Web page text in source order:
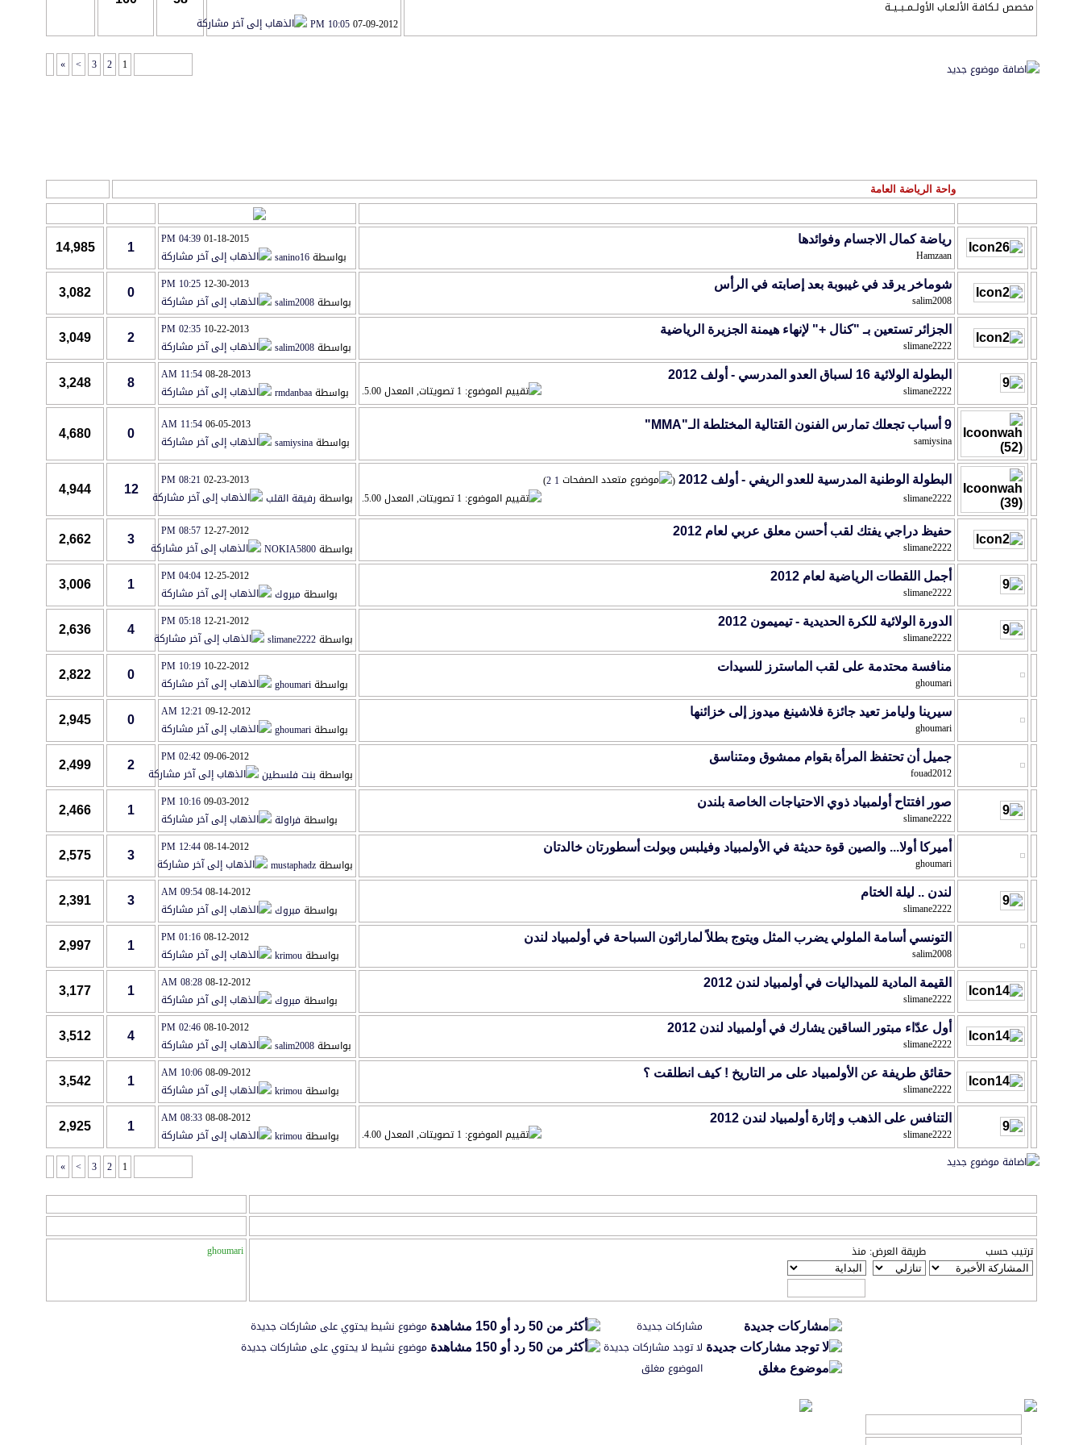
مخصص لـكافـة الألـعـاب الأولــمــبــيــة
07-09-2012
10:05 PM
1
2
3
>
»
واحة الرياضة العامة
رياضة كمال الاجسام وفوائدها
Hamzaan
01-18-2015
04:39 PM
بواسطةsanino16
1
14,985
شوماخر يرقد في غيبوبة بعد إصابته في الرأس
salim2008
12-30-2013
10:25 PM
بواسطةsalim2008
0
3,082
الجزائر تستعين بـ "كنال +" لإنهاء هيمنة الجزيرة الرياضية
slimane2222
10-22-2013
02:35 PM
بواسطةsalim2008
2
3,049
البطولة الولائية 16 لسباق العدو المدرسي - أولف 2012
slimane2222
08-28-2013
11:54 AM
بواسطةrmdanbaa
8
3,248
9 أسباب تجعلك تمارس الفنون القتالية المختلطة الـ"MMA"
samiysina
06-05-2013
11:54 AM
بواسطةsamiysina
0
4,680
البطولة الوطنية المدرسية للعدو الريفي - أولف 2012 ‏
(
1
2
)
slimane2222
02-23-2013
08:21 PM
بواسطة رفيقة القلب
12
4,944
حفيظ دراجي يفتك لقب أحسن معلق عربي لعام 2012
slimane2222
12-27-2012
08:57 PM
بواسطةNOKIA5800
3
2,662
أجمل اللقطات الرياضية لعام 2012
slimane2222
12-25-2012
04:04 PM
بواسطة مبروك
1
3,006
الدورة الولائية للكرة الحديدية - تيميمون 2012
slimane2222
12-21-2012
05:18 PM
بواسطةslimane2222
4
2,636
منافسة محتدمة على لقب الماسترز للسيدات
ghoumari
10-22-2012
10:19 PM
بواسطةghoumari
0
2,822
سيرينا وليامز تعيد جائزة فلاشينغ ميدوز إلى خزائنها
ghoumari
09-12-2012
12:21 AM
بواسطةghoumari
0
2,945
جميل أن تحتفظ المرأة بقوام ممشوق ومتناسق
fouad2012
09-06-2012
02:42 PM
بواسطة بنت فلسطين
2
2,499
صور افتتاح أولمبياد ذوي الاحتياجات الخاصة بلندن
slimane2222
09-03-2012
10:16 PM
بواسطة فراولة
1
2,466
أميركا أولا... والصين قوة حديثة في الأولمبياد وفيلبس وبولت أسطورتان خالدتان
ghoumari
08-14-2012
12:44 PM
بواسطةmustaphadz
3
2,575
لندن .. ليلة الختام
slimane2222
08-14-2012
09:54 AM
بواسطة مبروك
3
2,391
التونسي أسامة الملولي يضرب المثل ويتوج بطلاً لماراثون السباحة في أولمبياد لندن
salim2008
08-12-2012
01:16 PM
بواسطةkrimou
1
2,997
القيمة المادية للميداليات في أولمبياد لندن 2012
slimane2222
08-12-2012
08:28 AM
بواسطة مبروك
1
3,177
أول عدّاء مبتور الساقين يشارك في أولمبياد لندن 2012
slimane2222
08-10-2012
02:46 PM
بواسطةsalim2008
4
3,512
حقائق طريفة عن الأولمبياد على مر التاريخ ! كيف انطلقت ؟
slimane2222
08-09-2012
10:06 AM
بواسطةkrimou
1
3,542
التنافس على الذهب و إثارة أولمبياد لندن 2012
slimane2222
08-08-2012
08:33 AM
بواسطةkrimou
1
2,925
1
2
3
>
»
ترتيب حسب طريقة العرض: منذ ghoumari
مشاركات جديدة
موضوع نشيط يحتوي على مشاركات جديدة
لا توجد مشاركات جديدة
موضوع نشيط لا يحتوي على مشاركات جديدة
الموضوع مغلق